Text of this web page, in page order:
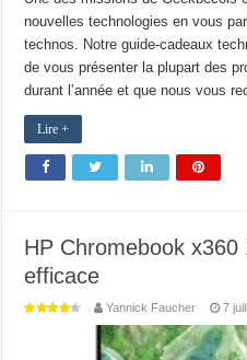
nouvelles technologies en vous
technos. Notre guide-cadeaux
de vous présenter la plupart des
durant l’année et que nous vous
Lire +
HP Chromebook x360
efficace
Yannick Faucher 7